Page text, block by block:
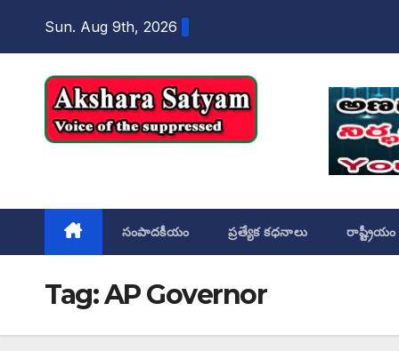
Sun. Aug 9th, 2026
సంపాదకీయం ప్రత్యేక కధనాలు రాష్ట్రీయం
Tag:AP Governor